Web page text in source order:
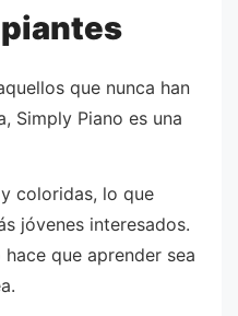
que nunca han
Simply Piano es una
coloridas, lo que
jóvenes interesados.
que aprender sea